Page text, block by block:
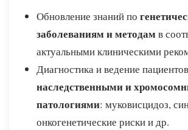
Обновление знаний по
заболеваниям и методам в
актуальными клиническими
Диагностика и ведение
наследственными и
патологиями: муковисцидоз,
онкогенетические риски и др.